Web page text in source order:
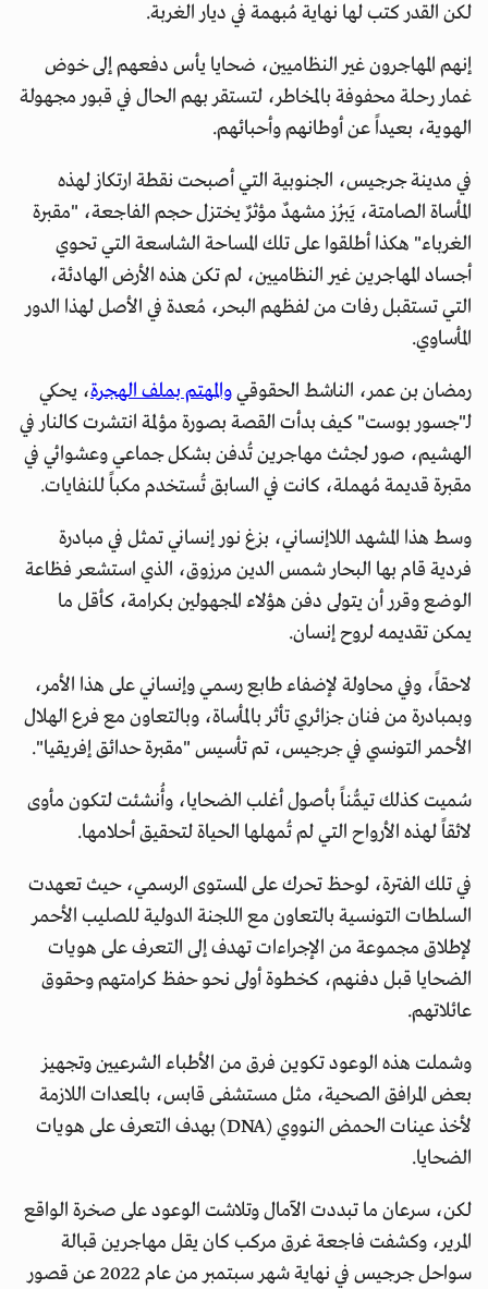
لكن القدر كتب لها نهاية مُبهمة في ديار الغربة.
إنهم المهاجرون غير النظاميين، ضحايا يأس دفعهم إلى خوض
غمار رحلة محفوفة بالمخاطر، لتستقر بهم الحال في قبور مجهولة
الهوية، بعيداً عن أوطانهم وأحبائهم.
في مدينة جرجيس، الجنوبية التي أصبحت نقطة ارتكاز لهذه
المأساة الصامتة، يَبرُز مشهدٌ مؤثرٌ يختزل حجم الفاجعة، "مقبرة
الغرباء" هكذا أطلقوا على تلك المساحة الشاسعة التي تحوي
أجساد المهاجرين غير النظاميين، لم تكن هذه الأرض الهادئة،
التي تستقبل رفات من لفظهم البحر، مُعدة في الأصل لهذا الدور
المأساوي.
رمضان بن عمر، الناشط الحقوقيوالمهتم بملف الهجرة، يحكي
لـ"جسور بوست" كيف بدأت القصة بصورة مؤلمة انتشرت كالنار في
الهشيم، صور لجثث مهاجرين تُدفن بشكل جماعي وعشوائي في
مقبرة قديمة مُهملة، كانت في السابق تُستخدم مكباً للنفايات.
وسط هذا المشهد اللاإنساني، بزغ نور إنساني تمثل في مبادرة
فردية قام بها البحار شمس الدين مرزوق، الذي استشعر فظاعة
الوضع وقرر أن يتولى دفن هؤلاء المجهولين بكرامة، كأقل ما
يمكن تقديمه لروح إنسان.
لاحقاً، وفي محاولة لإضفاء طابع رسمي وإنساني على هذا الأمر،
وبمبادرة من فنان جزائري تأثر بالمأساة، وبالتعاون مع فرع الهلال
الأحمر التونسي في جرجيس، تم تأسيس "مقبرة حدائق إفريقيا".
سُميت كذلك تيمُّناً بأصول أغلب الضحايا، وأُنشئت لتكون مأوى
لائقاً لهذه الأرواح التي لم تُمهلها الحياة لتحقيق أحلامها.
في تلك الفترة، لوحظ تحرك على المستوى الرسمي، حيث تعهدت
السلطات التونسية بالتعاون مع اللجنة الدولية للصليب الأحمر
لإطلاق مجموعة من الإجراءات تهدف إلى التعرف على هويات
الضحايا قبل دفنهم، كخطوة أولى نحو حفظ كرامتهم وحقوق
عائلاتهم.
وشملت هذه الوعود تكوين فرق من الأطباء الشرعيين وتجهيز
بعض المرافق الصحية، مثل مستشفى قابس، بالمعدات اللازمة
لأخذ عينات الحمض النووي (DNA) بهدف التعرف على هويات
الضحايا.
لكن، سرعان ما تبددت الآمال وتلاشت الوعود على صخرة الواقع
المرير، وكشفت فاجعة غرق مركب كان يقل مهاجرين قبالة
سواحل جرجيس في نهاية شهر سبتمبر من عام 2022 عن قصور